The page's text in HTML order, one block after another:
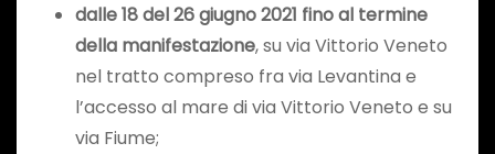
dalle 18 del 26 giugno 2021 fino al termine
della manifestazione, su via Vittorio Veneto
nel tratto compreso fra via Levantina e
l’accesso al mare di via Vittorio Veneto e su
via Fiume;